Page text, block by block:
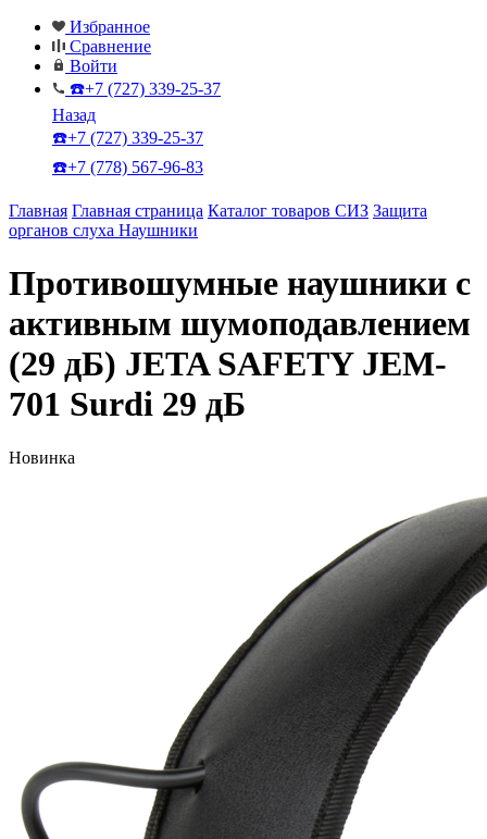
Избранное
Сравнение
Войти
☎️+7 (727) 339-25-37
Назад
☎️+7 (727) 339-25-37
☎️+7 (778) 567-96-83
Главная Главная страница Каталог товаров СИЗ Защита
органов слуха Наушники
Противошумные наушники с
активным шумоподавлением
(29 дБ) JETA SAFETY JEM-
701 Surdi 29 дБ
Новинка